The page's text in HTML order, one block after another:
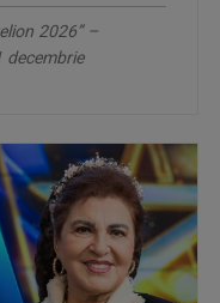
2026” –
decembrie